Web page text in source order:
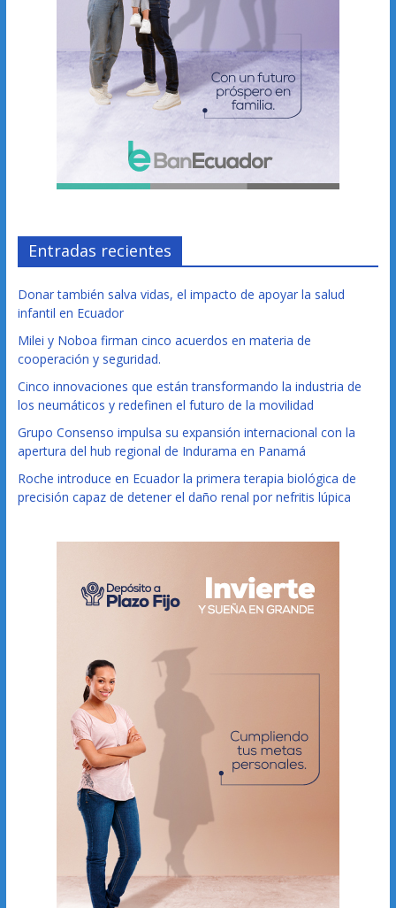
Entradas recientes
Donar también salva vidas, el impacto de apoyar la salud
infantil en Ecuador
Milei y Noboa firman cinco acuerdos en materia de
cooperación y seguridad.
Cinco innovaciones que están transformando la industria de
los neumáticos y redefinen el futuro de la movilidad
Grupo Consenso impulsa su expansión internacional con la
apertura del hub regional de Indurama en Panamá
Roche introduce en Ecuador la primera terapia biológica de
precisión capaz de detener el daño renal por nefritis lúpica